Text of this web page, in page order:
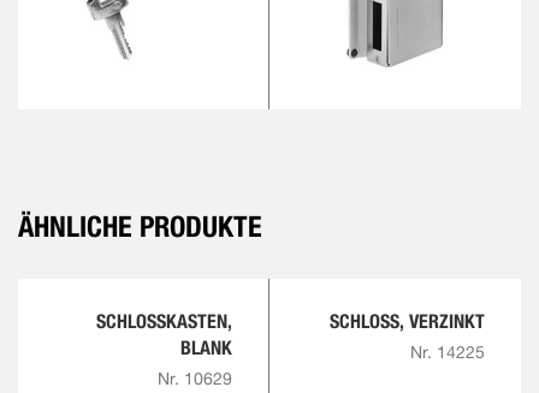
ÄHNLICHE PRODUKTE
SCHLOSSKASTEN,
BLANK
Nr. 10629
SCHLOSS, VERZINKT
Nr. 14225